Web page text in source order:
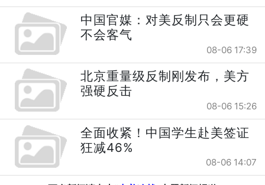
中国官媒：对美反制只会更硬
不会客气
08-06 17:39
北京重量级反制刚发布，美方
强硬反击
08-06 15:26
全面收紧！中国学生赴美签证
狂减46%
08-06 14:07